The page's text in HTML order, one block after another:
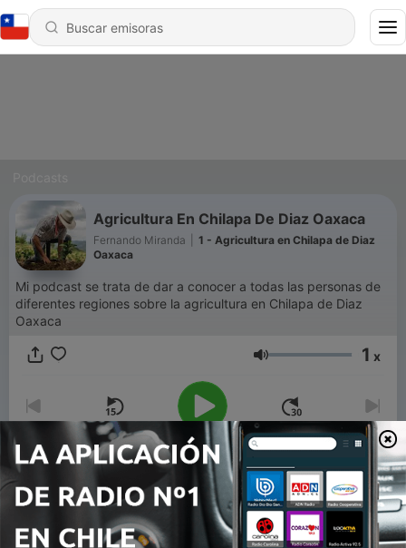
Agricultura En Chilapa De Diaz Oaxaca
Fernando Miranda
1 - Agricultura en Chilapa de Diaz
Oaxaca
Mi podcast se trata de dar a conocer a todas las personas de
diferentes regiones sobre la agricultura en Chilapa de Diaz
Oaxaca
Volumen 1 x
00:00 00:00